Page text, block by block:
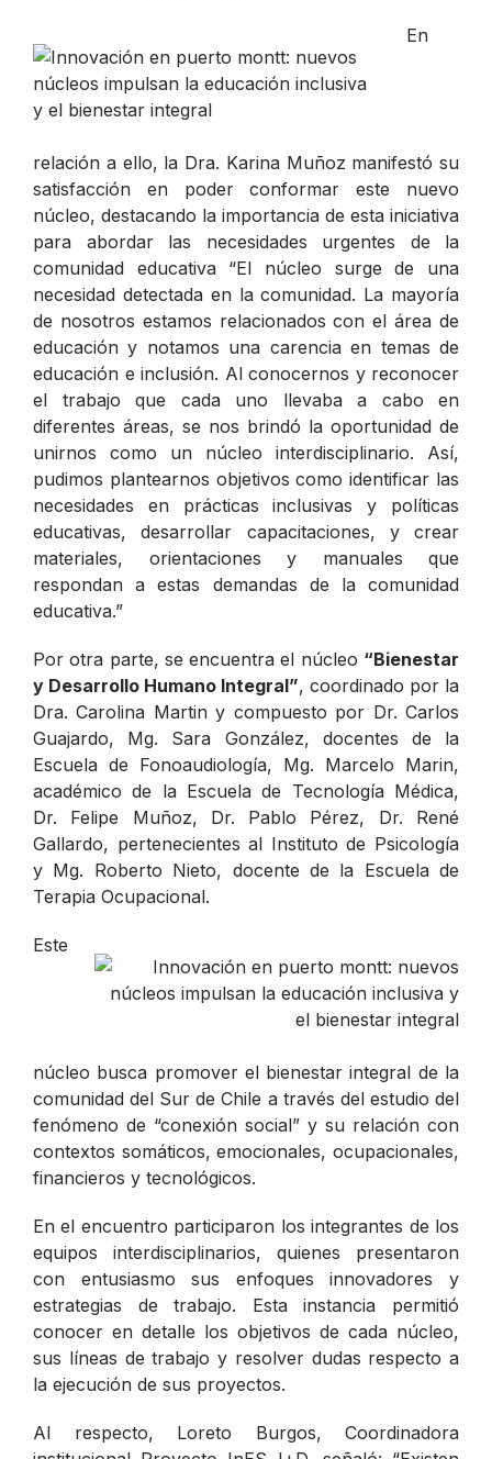
En
relación a ello, la Dra. Karina Muñoz manifestó su
satisfacción en poder conformar este nuevo
núcleo, destacando la importancia de esta iniciativa
para abordar las necesidades urgentes de la
comunidad educativa “El núcleo surge de una
necesidad detectada en la comunidad. La mayoría
de nosotros estamos relacionados con el área de
educación y notamos una carencia en temas de
educación e inclusión. Al conocernos y reconocer
el trabajo que cada uno llevaba a cabo en
diferentes áreas, se nos brindó la oportunidad de
unirnos como un núcleo interdisciplinario. Así,
pudimos plantearnos objetivos como identificar las
necesidades en prácticas inclusivas y políticas
educativas, desarrollar capacitaciones, y crear
materiales, orientaciones y manuales que
respondan a estas demandas de la comunidad
educativa.”
Por otra parte, se encuentra el núcleo “Bienestar
y Desarrollo Humano Integral”, coordinado por la
Dra. Carolina Martin y compuesto por Dr. Carlos
Guajardo, Mg. Sara González, docentes de la
Escuela de Fonoaudiología, Mg. Marcelo Marin,
académico de la Escuela de Tecnología Médica,
Dr. Felipe Muñoz, Dr. Pablo Pérez, Dr. René
Gallardo, pertenecientes al Instituto de Psicología
y Mg. Roberto Nieto, docente de la Escuela de
Terapia Ocupacional.
Este
núcleo busca promover el bienestar integral de la
comunidad del Sur de Chile a través del estudio del
fenómeno de “conexión social” y su relación con
contextos somáticos, emocionales, ocupacionales,
financieros y tecnológicos.
En el encuentro participaron los integrantes de los
equipos interdisciplinarios, quienes presentaron
con entusiasmo sus enfoques innovadores y
estrategias de trabajo. Esta instancia permitió
conocer en detalle los objetivos de cada núcleo,
sus líneas de trabajo y resolver dudas respecto a
la ejecución de sus proyectos.
Al respecto, Loreto Burgos, Coordinadora